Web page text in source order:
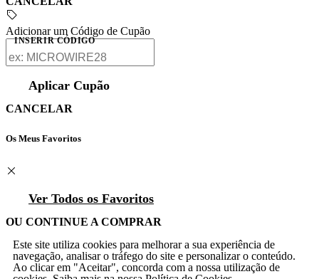
Adicionar um Código de Cupão
INSERIR CÓDIGO
Aplicar Cupão
CANCELAR
Os Meus Favoritos
Ver Todos os Favoritos
OU CONTINUE A COMPRAR
Este site utiliza cookies para melhorar a sua experiência de
navegação, analisar o tráfego do site e personalizar o conteúdo.
Ao clicar em "Aceitar", concorda com a nossa utilização de